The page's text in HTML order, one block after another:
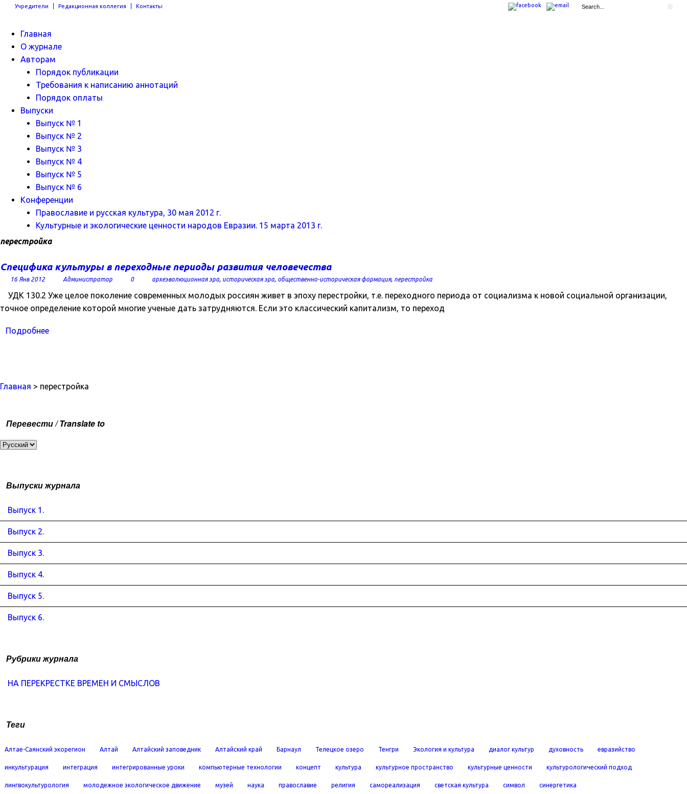
Учредители Редакционная коллегия Контакты
Главная
О журнале
Авторам
Порядок публикации
Требования к написанию аннотаций
Порядок оплаты
Выпуски
Выпуск № 1
Выпуск № 2
Выпуск № 3
Выпуск № 4
Выпуск № 5
Выпуск № 6
Конференции
Православие и русская культура, 30 мая 2012 г.
Культурные и экологические ценности народов Евразии. 15 марта 2013 г.
перестройка
Специфика культуры в переходные периоды развития человечества
16 Янв 2012 Администратор 0 археэволюционная эра, историческая эра, общественно-историческая формация, перестройка
УДК 130.2 Уже целое поколение современных молодых россиян живет в эпоху перестройки, т.е. переходного периода от социализма к новой социальной организации,
точное определение которой многие ученые дать затрудняются. Если это классический капитализм, то переход
Подробнее
Главная > перестройка
Перевести / Translate to
Выпуски журнала
Выпуск 1.
Выпуск 2.
Выпуск 3.
Выпуск 4.
Выпуск 5.
Выпуск 6.
Рубрики журнала
НА ПЕРЕКРЕСТКЕ ВРЕМЕН И СМЫСЛОВ
Теги
Алтае-Саянский экорегион Алтай Алтайский заповедник Алтайский край Барнаул Телецкое озеро Тенгри Экология и культура диалог культур духовность евразийство
инкультурация интеграция интегрированные уроки компьютерные технологии концепт культура культурное пространство культурные ценности культурологический подход
лингвокультурология молодежное экологическое движение музей наука православие религия самореализация светская культура символ синергетика